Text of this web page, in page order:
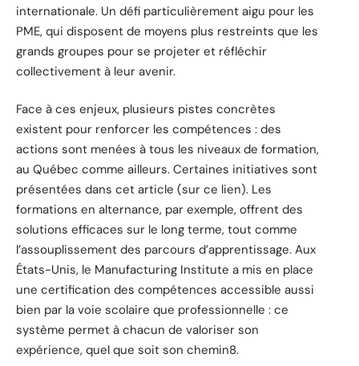
internationale. Un défi particulièrement aigu pour les
PME, qui disposent de moyens plus restreints que les
grands groupes pour se projeter et réfléchir
collectivement à leur avenir.
Face à ces enjeux, plusieurs pistes concrètes
existent pour renforcer les compétences : des
actions sont menées à tous les niveaux de formation,
au Québec comme ailleurs. Certaines initiatives sont
présentées dans cet article (sur ce lien). Les
formations en alternance, par exemple, offrent des
solutions efficaces sur le long terme, tout comme
l’assouplissement des parcours d’apprentissage. Aux
États-Unis, le Manufacturing Institute a mis en place
une certification des compétences accessible aussi
bien par la voie scolaire que professionnelle : ce
système permet à chacun de valoriser son
expérience, quel que soit son chemin8.